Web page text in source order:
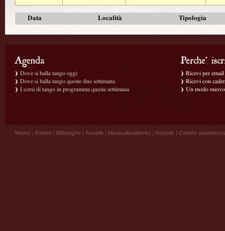
Data Località Tipologia
Dove si balla tango oggi
Dove si balla tango questo fine settimana
I corsi di tango in programma questa settimana
Ricevi per
Ricevi con
Un modo
Home | Eventi | Milonghe | Scuole | Musicalizadores | Iscriviti | Centro